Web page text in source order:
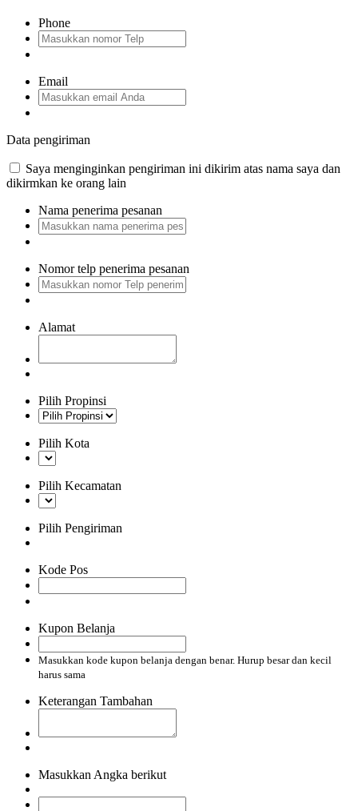
Phone
Email
Data pengiriman
Saya menginginkan pengiriman ini dikirim atas nama saya dan
dikirmkan ke orang lain
Nama penerima pesanan
Nomor telp penerima pesanan
Alamat
Pilih Propinsi
Pilih Kota
Pilih Kecamatan
Pilih Pengiriman
Kode Pos
Kupon Belanja
Masukkan kode kupon belanja dengan benar. Hurup besar dan kecil
harus sama
Keterangan Tambahan
Masukkan Angka berikut